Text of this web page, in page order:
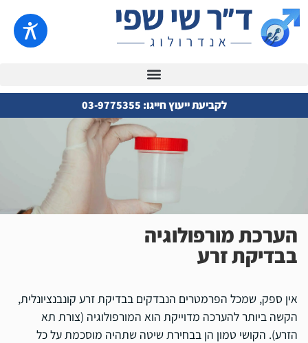
לקביעת ייעוץ חייגו: 03-9775355
הערכת מורפולוגיה
בבדיקת זרע
אין ספק, שמכל הפרמטרים הנבדקים בבדיקת זרע קונבנציונלית,
הקשה ביותר להערכה מדוייקת הוא המורפולוגיה (צורת תא
הזרע). הקושי טמון הן בבחירת שיטה שתהיה מוסכמת על כל